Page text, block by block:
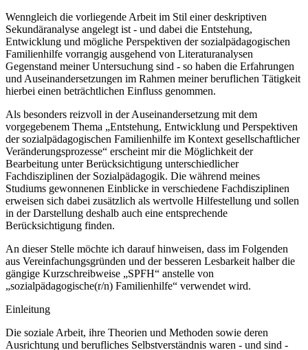
veranlasst und motiviert haben.
Wenngleich die vorliegende Arbeit im Stil einer deskriptiven
Sekundär­analyse angelegt ist - und dabei die Entstehung,
Entwicklung und mögliche Perspektiven der sozialpädagogischen
Familienhilfe vorrangig ausgehend von Literaturanalysen
Gegenstand meiner Untersuchung sind - so haben die Erfahrungen
hierbei einen beträchtlichen Einfluss genommen.
Als besonders reizvoll in der Auseinandersetzung mit dem
vorgegebenem Thema „Entstehung, Entwicklung und Perspektiven
der sozialpädagogi­schen Familienhilfe im Kontext gesellschaftlicher
Veränderungsprozesse“ erscheint mir die Möglichkeit der
Bearbeitung unter Berücksichtigung unterschiedlicher
Fachdisziplinen der Sozialpädagogik. Die während meines
Studiums gewonnenen Einblicke in verschiedene Fachdisziplinen
erweisen sich dabei zusätzlich als wertvolle Hilfestellung und sollen
Berücksichtigung finden.
An dieser Stelle möchte ich darauf hinweisen, dass im Folgenden
aus Vereinfachungsgründen und der besseren Lesbarkeit halber die
„sozialpädagogische(r/n) Famili­enhilfe“ verwendet wird.
Einleitung